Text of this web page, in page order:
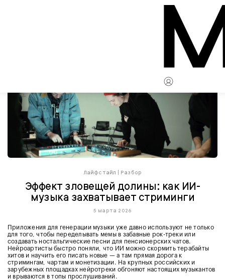
Лайфстайл Разбор
Эффект зловещей долины: как ИИ-
музыка захватывает стриминги
5 марта 2026
Приложения для генерации музыки уже давно используют не только
для того, чтобы переделывать мемы в забавные рок-треки или
создавать ностальгические песни для пенсионерских чатов.
Нейроартисты быстро поняли, что ИИ можно скормить терабайты
хитов и научить его писать новые — а там прямая дорога к
стримингам, чартам и монетизации. На крупных российских и
зарубежных площадках нейротреки обгоняют настоящих музыкантов
и врываются в топы прослушиваний.